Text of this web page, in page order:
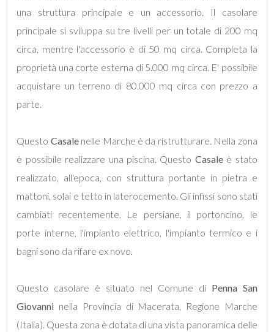
una struttura principale e un accessorio. Il casolare
principale si sviluppa su tre livelli per un totale di 200 mq
circa, mentre l'accessorio è di 50 mq circa. Completa la
proprietà una corte esterna di 5.000 mq circa. E' possibile
acquistare un terreno di 80.000 mq circa con prezzo a
parte.
Questo Casalenelle Marche è da ristrutturare. Nella zona
è possibile realizzare una piscina. Questo Casaleè stato
realizzato, all'epoca, con struttura portante in pietra e
mattoni, solai e tetto in laterocemento. Gli infissi sono stati
cambiati recentemente. Le persiane, il portoncino, le
porte interne, l'impianto elettrico, l'impianto termico e i
bagni sono da rifare ex novo.
Questo casolare è situato nel Comune di Penna San
Giovanni nella Provincia di Macerata, Regione Marche
(Italia). Questa zona è dotata di una vista panoramica delle
Locali
2
3
4
5